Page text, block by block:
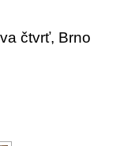
čtvrť, Brno